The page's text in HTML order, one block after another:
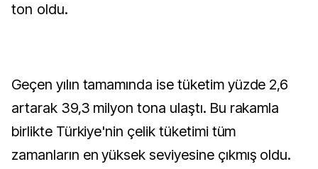
ton oldu.
Geçen yılın tamamında ise tüketim yüzde 2,6
artarak 39,3 milyon tona ulaştı. Bu rakamla
birlikte Türkiye'nin çelik tüketimi tüm
zamanların en yüksek seviyesine çıkmış oldu.